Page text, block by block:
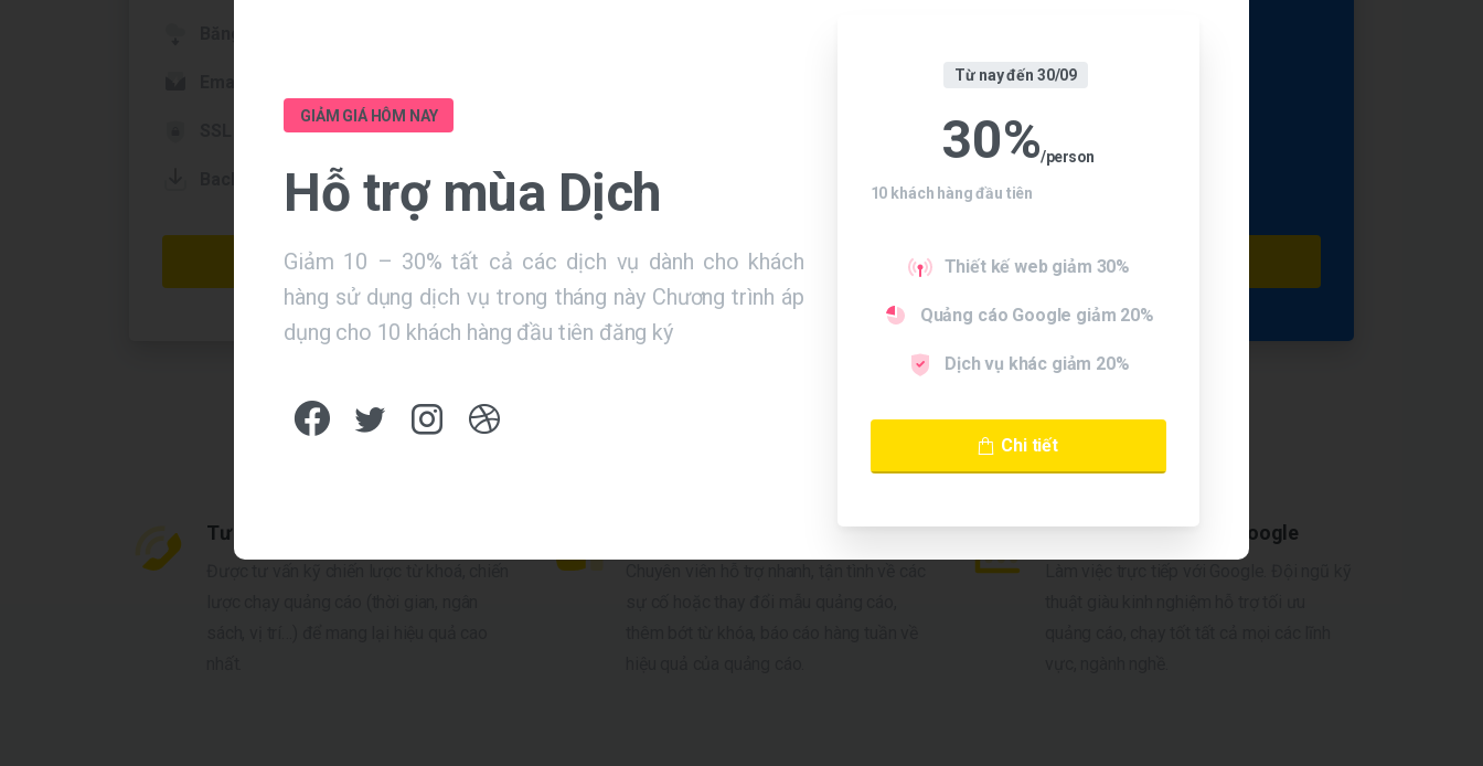
SSL miễn phí
Backup dữ liệu hàng tuần
Đăng ký
Backup hàng tuần
Đăng ký
Email theo tên miền: 20 mail
SSL miễn phí
Tư vấn từ khóa phù hợp Đại lý chính thức của Google
GIẢM GIÁ HÔM NAY
Hỗ trợ mùa Dịch
Giảm 10 – 30% tất cả các dịch vụ dành cho khách
hàng sử dụng dịch vụ trong tháng này Chương trình áp
dụng cho 10 khách hàng đầu tiên đăng ký
Từ nay đến 30/09
30%/person
10 khách hàng đầu tiên
Thiết kế web giảm 30%
Quảng cáo Google giảm 20%
Dịch vụ khác giảm 20%
Chi tiết